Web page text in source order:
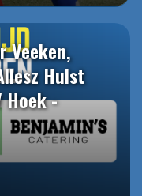
Veeken,
Hulst
Hoek -